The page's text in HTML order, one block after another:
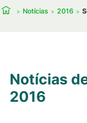
Notícias 2016
Notícias
2016